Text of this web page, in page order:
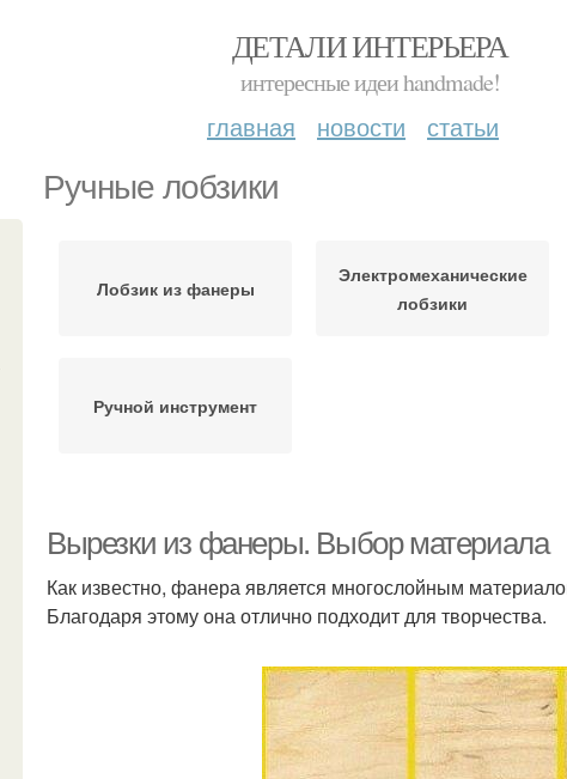
ДЕТАЛИ ИНТЕРЬЕРА
интересные идеи handmade!
главная новости статьи
Ручные лобзики
Лобзик из фанеры
Электромеханические
лобзики
Ручной инструмент
Вырезки из фанеры. Выбор материала
Как известно, фанера является многослойным
Благодаря этому она отлично подходит для творчества.